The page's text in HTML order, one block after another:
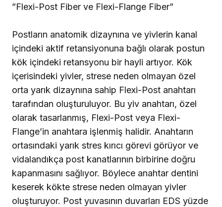
”Flexi-Post Fiber ve Flexi-Flange Fiber”
Postların anatomik dizaynına ve yivlerin kanal
içindeki aktif retansiyonuna bağlı olarak postun
kök içindeki retansyonu bir hayli artıyor. Kök
içerisindeki yivler, strese neden olmayan özel
orta yarık dizaynına sahip Flexi-Post anahtarı
tarafından oluşturuluyor. Bu yiv anahtarı, özel
olarak tasarlanmış, Flexi-Post veya Flexi-
Flange’in anahtara işlenmiş halidir. Anahtarın
ortasındaki yarık stres kırıcı görevi görüyor ve
vidalandıkça post kanatlarının birbirine doğru
kapanmasını sağlıyor. Böylece anahtar dentini
keserek kökte strese neden olmayan yivler
oluşturuyor. Post yuvasının duvarları EDS yüzde